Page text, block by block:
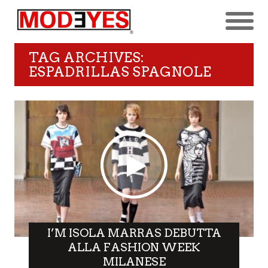
TAG ARCHIVES:
ESPADRILLAS SPAGNOLE
I’M ISOLA MARRAS DEBUTTA
ALLA FASHION WEEK
MILANESE